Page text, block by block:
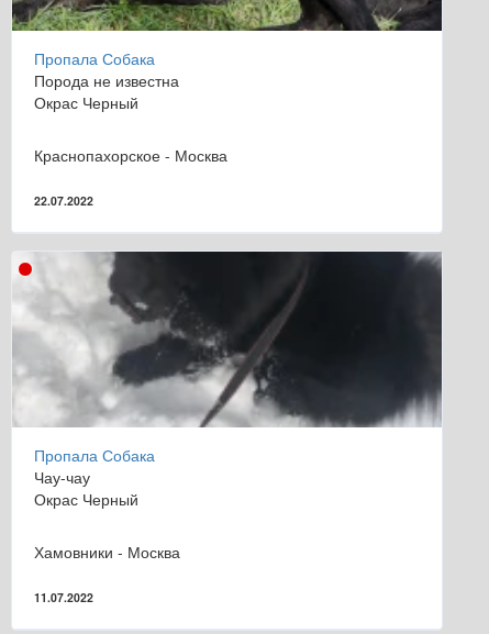
Пропала Собака
Порода не известна
Окрас Черный
Краснопахорское - Москва
22.07.2022
Пропала Собака
Чау-чау
Окрас Черный
Хамовники - Москва
11.07.2022